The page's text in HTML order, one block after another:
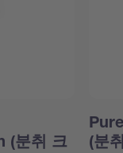
(분취 크
(분